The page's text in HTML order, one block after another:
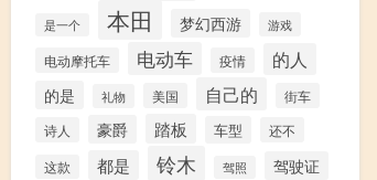
是一个 本田 梦幻西游 游戏
电动摩托车 电动车 疫情 的人
的是 礼物 美国 自己的
街车
诗人
豪爵 踏板 车型 还不
这款 都是 铃木 驾照 驾驶证